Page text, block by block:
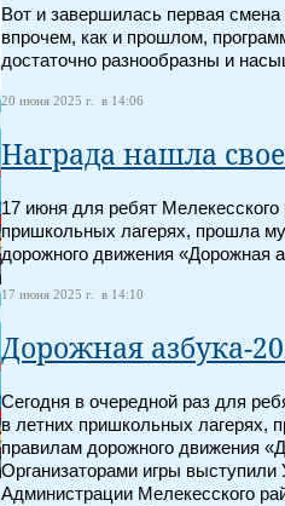
Вот и завершилась первая
впрочем, как и прошлом,
достаточно разнообразны и
20 июня 2025 г. в 14:06
Награда нашла
17 июня для ребят
пришкольных лагерях, прошла
дорожного движения «Дорожная
17 июня 2025 г. в 14:10
Дорожная азбука-
Сегодня в очередной раз для
в летних пришкольных лагерях,
правилам дорожного движения
Организаторами игры выступили
Администрации Мелекесского